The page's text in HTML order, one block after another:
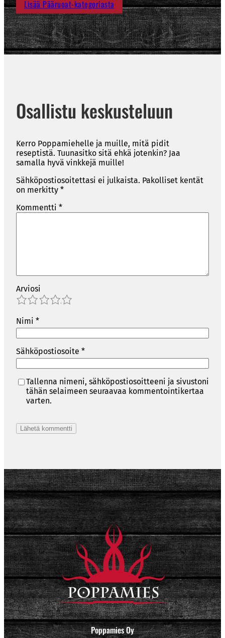
Lisää Pääruoat-kategoriasta
Osallistu keskusteluun
Kerro Poppamiehelle ja muille, mitä pidit
reseptistä. Tuunasitko sitä ehkä jotenkin? Jaa
samalla hyvä vinkkejä muille!
Sähköpostiosoitettasi ei julkaista. Pakolliset kentät
on merkitty *
Kommentti *
Arviosi
4
3
2
1
Nimi *
Sähköpostiosoite *
Tallenna nimeni, sähköpostiosoitteeni ja sivustoni
tähän selaimeen seuraavaa kommentointikertaa
varten.
Poppamies Oy